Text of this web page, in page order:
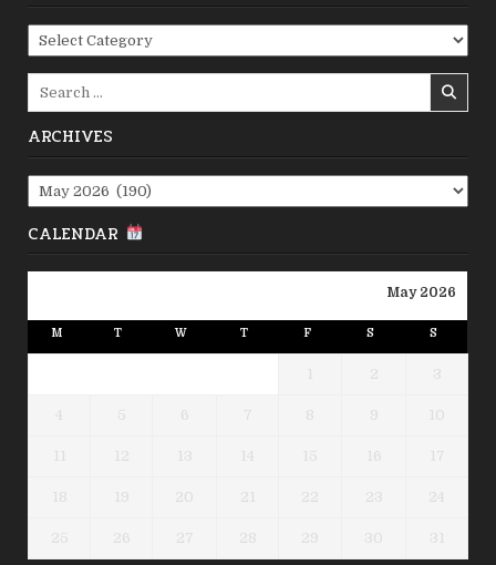
Categories
ARCHIVES
Archives
CALENDAR
May 2026
M T W T F S S
1 2 3
4 5 6 7 8 9 10
11 12 13 14 15 16 17
18 19 20 21 22 23 24
25 26 27 28 29 30
31